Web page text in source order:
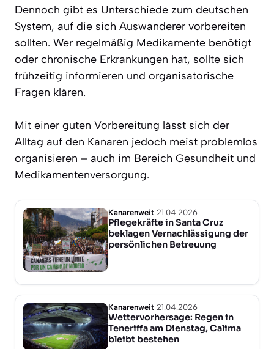
Dennoch gibt es Unterschiede zum deutschen
System, auf die sich Auswanderer vorbereiten
sollten. Wer regelmäßig Medikamente benötigt
oder chronische Erkrankungen hat, sollte sich
frühzeitig informieren und organisatorische
Fragen klären.
Mit einer guten Vorbereitung lässt sich der
Alltag auf den Kanaren jedoch meist problemlos
organisieren – auch im Bereich Gesundheit und
Medikamentenversorgung.
Kanarenweit 21.04.2026
Pflegekräfte in Santa Cruz
beklagen Vernachlässigung der
persönlichen Betreuung
Kanarenweit 21.04.2026
Wettervorhersage: Regen in
Teneriffa am Dienstag, Calima
bleibt bestehen